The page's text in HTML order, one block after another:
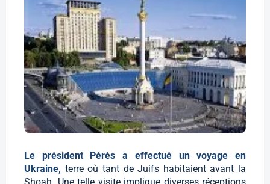
Le président Pérès a effectué un voyage en
Ukraine, terre où tant de Juifs habitaient avant la